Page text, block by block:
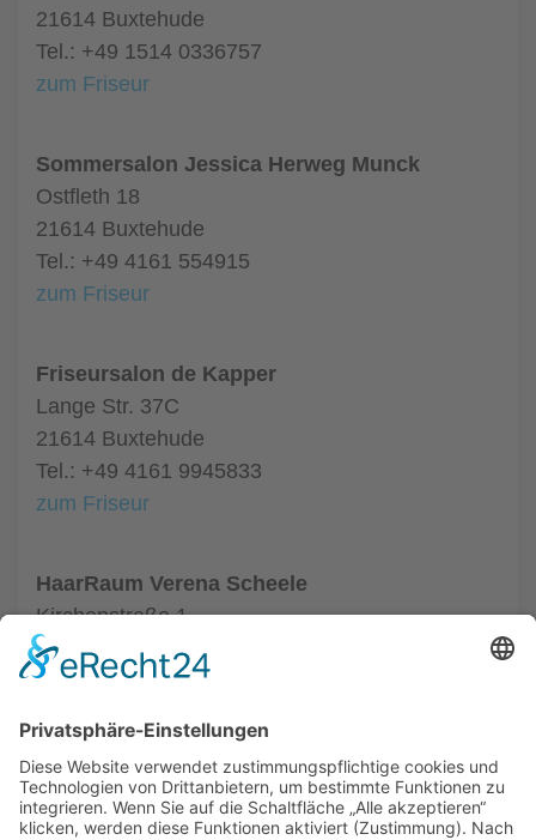
21614 Buxtehude
Tel.: +49 1514 0336757
zum Friseur
Sommersalon Jessica Herweg Munck
Ostfleth 18
21614 Buxtehude
Tel.: +49 4161 554915
zum Friseur
Friseursalon de Kapper
Lange Str. 37C
21614 Buxtehude
Tel.: +49 4161 9945833
zum Friseur
HaarRaum Verena Scheele
Kirchenstraße 1
21614 Buxtehude
Tel.: +49 4161 500885